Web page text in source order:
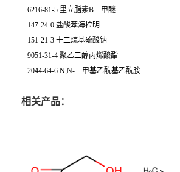
6216-81-5 里立脂素B二甲醚
147-24-0 盐酸苯海拉明
151-21-3 十二烷基硫酸钠
9051-31-4 聚乙二醇丙烯酸酯
2044-64-6 N,N-二甲基乙酰基乙酰胺
相关产品：